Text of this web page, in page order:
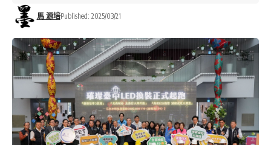
馬 源培Published: 2025/03/21